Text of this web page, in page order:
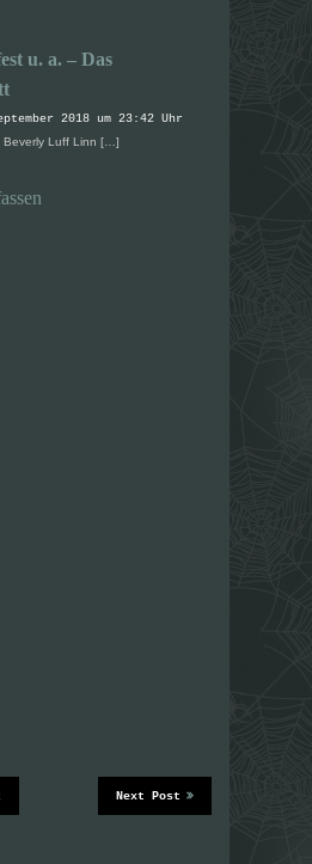
t
e
e
ö
f
t
)
u. a. – Das
2018 um 23:42 Uhr
Luff Linn […]
Next Post